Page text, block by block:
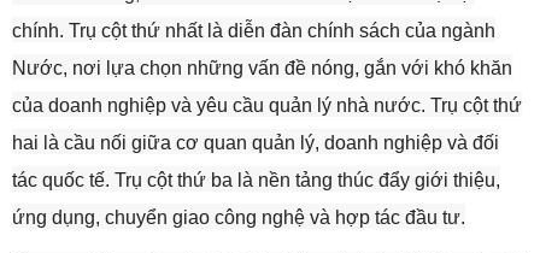
chính. Trụ cột thứ nhất là diễn đàn chính sách của ngành
Nước, nơi lựa chọn những vấn đề nóng, gắn với khó khăn
của doanh nghiệp và yêu cầu quản lý nhà nước. Trụ cột thứ
hai là cầu nối giữa cơ quan quản lý, doanh nghiệp và đối
tác quốc tế. Trụ cột thứ ba là nền tảng thúc đẩy giới thiệu,
ứng dụng, chuyển giao công nghệ và hợp tác đầu tư.